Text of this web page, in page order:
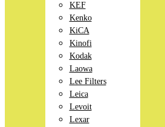
KEF
Kenko
KiCA
Kinofi
Kodak
Laowa
Lee Filters
Leica
Levoit
Lexar